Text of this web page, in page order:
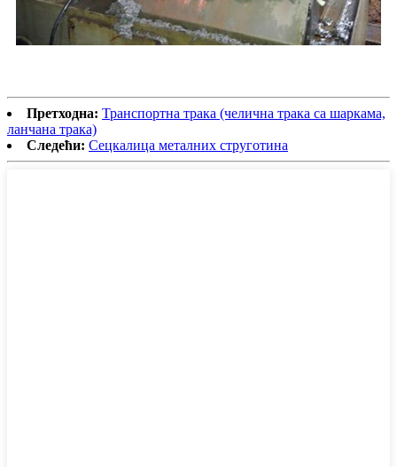
Претходна: Транспортна трака (челична трака са шаркама,
ланчана трака)
Следећи: Сецкалица металних струготина